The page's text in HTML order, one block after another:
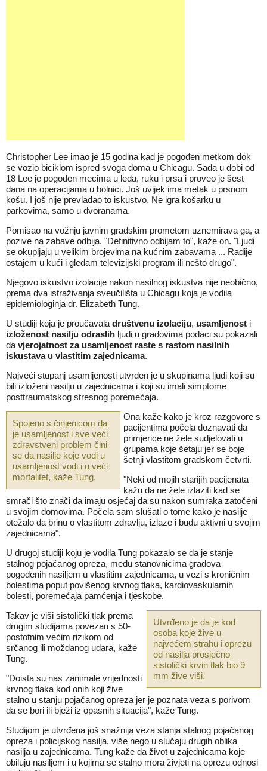
Christopher Lee imao je 15 godina kad je pogođen metkom dok
se vozio biciklom ispred svoga doma u Chicagu. Sada u dobi od
18 Lee je pogođen mecima u leđa, ruku i prsa i proveo je šest
dana na operacijama u bolnici. Još uvijek ima metak u prsnom
košu. I još nije prevladao to iskustvo. Ne igra košarku u
parkovima, samo u dvoranama.
Pomisao na vožnju javnim gradskim prometom uznemirava ga, a
pozive na zabave odbija. "Definitivno odbijam to", kaže on. "Ljudi
se okupljaju u velikim brojevima na kućnim zabavama ... Radije
ostajem u kući i gledam televizijski program ili nešto drugo".
Njegovo iskustvo izolacije nakon nasilnog iskustva nije neobično,
prema dva istraživanja sveučilišta u Chicagu koja je vodila
epidemiologinja dr. Elizabeth Tung.
U studiji koja je proučavala društvenu izolaciju, usamljenost i
izloženost nasilju odraslih ljudi u gradovima podaci su pokazali
da vjerojatnost za usamljenost raste s rastom nasilnih
iskustava u vlastitim zajednicama.
Najveći stupanj usamljenosti utvrđen je u skupinama ljudi koji su
bili izloženi nasilju u zajednicama i koji su imali simptome
posttraumatskog stresnog poremećaja.
Spojeno s činjenicom da
je usamljenost i sve veći
zdravstveni problem čini
se da nasilje koje vodi u
usamljenost vodi i u veći
mortalitet, kaže Tung.
Ona kaže kako je kroz razgovore s
pacijentima počela doznavati da
primjerice ne žele sudjelovati u
grupama koje šetaju jer se boje
šetnji vlastitom gradskom četvrti.
"Neki od mojih starijih pacijenata
kažu da ne žele izlaziti kad se
smrači što znači da imaju osjećaj da su nakon sumraka zatočeni
u svojim domovima. Počela sam slušati o tome kako je nasilje
otežalo da brinu o vlastitom zdravlju, izlaze i budu aktivni u svojim
zajednicama".
U drugoj studiji koju je vodila Tung pokazalo se da je stanje
stalnog pojačanog opreza, među stanovnicima gradova
pogođenih nasiljem u vlastitim zajednicama, u vezi s kroničnim
bolestima poput povišenog krvnog tlaka, kardiovaskularnih
bolesti, poremećaja pamćenja i tjeskobe.
Utvrđeno je da je kod
osoba koje žive u
najvećem strahu i oprezu
od nasilja prosječno
sistolički krvin tlak bio 9
mm žive viši.
Takav je viši sistolički tlak prema
drugim studijama povezan s 50-
postotnim većim rizikom od
srčanog ili moždanog udara, kaže
Tung.
"Doista su nas zanimale vrijednosti
krvnog tlaka kod onih koji žive
stalno u stanju pojačanog opreza jer je poznata veza s porivom
da se bori ili bježi iz opasnih situacija", kaže Tung.
Studijom je utvrđena još snažnija veza stanja stalnog pojačanog
opreza i policijskog nasilja, više nego u slučaju drugih oblika
nasilja u zajednicama. Tung kaže da život u zajednicama koje
obiluju nasiljem i u kojima se stalno mora živjeti na oprezu odnosi